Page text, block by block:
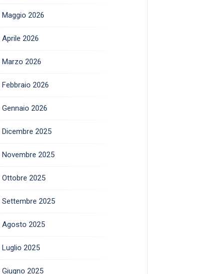
Maggio 2026
Aprile 2026
Marzo 2026
Febbraio 2026
Gennaio 2026
Dicembre 2025
Novembre 2025
Ottobre 2025
Settembre 2025
Agosto 2025
Luglio 2025
Giugno 2025